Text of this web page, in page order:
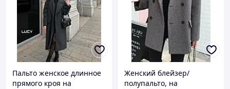
Пальто женское длинное
прямого кроя на
Женский блейзер/
полупальто, на